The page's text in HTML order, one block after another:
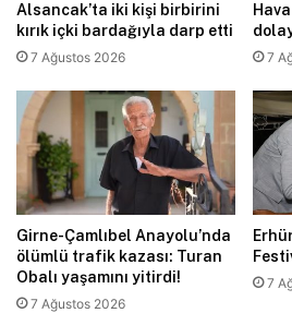
Alsancak’ta iki kişi birbirini
kırık içki bardağıyla darp etti
7 Ağustos 2026 7
Girne-Çamlıbel Anayolu’nda
ölümlü trafik kazası: Turan
Obalı yaşamını yitirdi!
7 Ağustos 2026
7